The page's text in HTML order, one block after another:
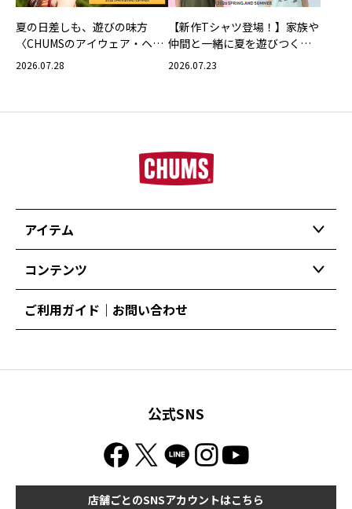
夏の日差しも、遊びの味方
〈CHUMSのアイウェア・ヘッ
ドウェア〉
2026.07.28
【新作Tシャツ登場！】家族や
仲間と一緒に夏を遊びつくそ
う！
2026.07.23
アイテム
コンテンツ
ご利用ガイド｜お問い合わせ
公式SNS
店舗ごとのSNSアカウントはこちら